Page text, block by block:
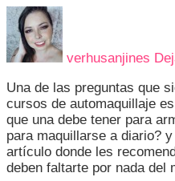
verhusanjines
Una de las preguntas que
cursos de automaquillaje
que una debe tener para
para maquillarse a diario?
artículo donde les
deben faltarte por nada del